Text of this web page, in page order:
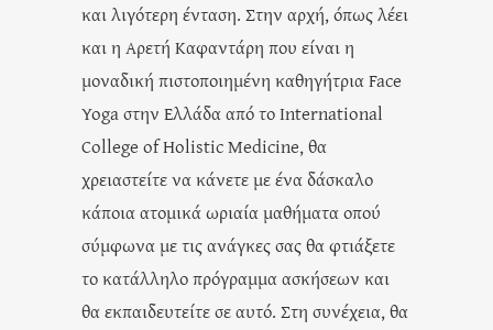
και λιγότερη ένταση. Στην αρχή, όπως λέει
και η Αρετή Καφαντάρη που είναι η
μοναδική πιστοποιημένη καθηγήτρια Face
Yoga στην Ελλάδα από το International
College of Holistic Medicine, θα
χρειαστείτε να κάνετε με ένα δάσκαλο
κάποια ατομικά ωριαία μαθήματα οπού
σύμφωνα με τις ανάγκες σας θα φτιάξετε
το κατάλληλο πρόγραμμα ασκήσεων και
θα εκπαιδευτείτε σε αυτό. Στη συνέχεια, θα